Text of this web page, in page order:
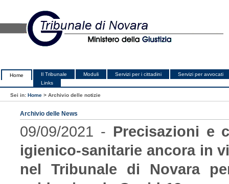
Home Il Tribunale Moduli Servizi per i cittadini
Servizi per avvocati
Links
Sei in: Home > Archivio delle notizie
Archivio delle News
09/09/2021 - Precisazioni e
igienico-sanitarie ancora in
nel Tribunale di Novara